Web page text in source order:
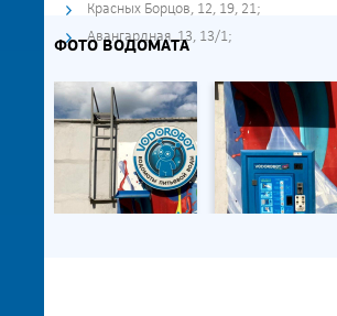
Красных Борцов, 12, 19, 21;
Авангардная, 13, 13/1;
ФОТО ВОДОМАТА